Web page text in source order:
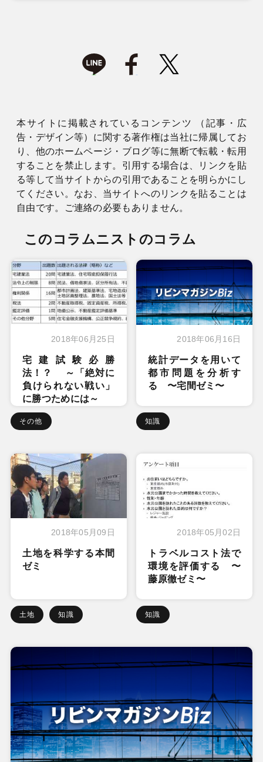
本サイトに掲載されているコンテンツ （記事・広
告・デザイン等）に関する著作権は当社に帰属してお
り、他のホームページ・ブログ等に無断で転載・転用
することを禁止します。引用する場合は、リンクを貼
る等して当サイトからの引用であることを明らかにし
てください。なお、当サイトへのリンクを貼ることは
自由です。ご連絡の必要もありません。
このコラムニストのコラム
2018年06月25日
宅建試験必勝
法！？ ～「絶対に
負けられない戦い」
に勝つためには～
その他
2018年06月16日
統計データを用いて
都市問題を分析す
る 〜宅間ゼミ〜
知識
2018年05月09日
土地を科学する本間
ゼミ
土地 知識
2018年05月02日
トラベルコスト法で
環境を評価する 〜
藤原徹ゼミ〜
知識